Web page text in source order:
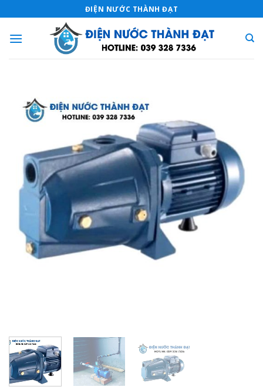
to
content
ĐIỆN NƯỚC THÀNH ĐẠT